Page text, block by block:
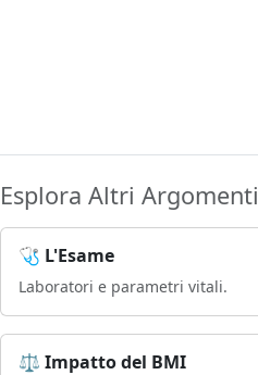
Esplora Altri Argomenti
🩺 L'Esame
Laboratori e parametri vitali.
⚖️ Impatto del BMI